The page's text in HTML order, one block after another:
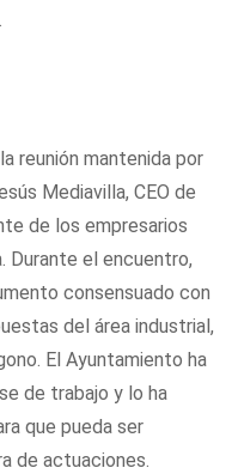
reunión mantenida por
Mediavilla, CEO de
de los empresarios
Durante el encuentro,
consensuado con
del área industrial,
El Ayuntamiento ha
de trabajo y lo ha
que pueda ser
de actuaciones.